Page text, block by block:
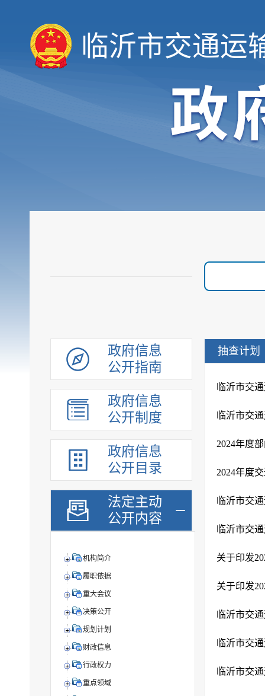
临沂市交通运
政府信息
公开指南
政府信息
公开制度
政府信息
公开目录
法定主动
公开内容
机构简介
履职依据
重大会议
决策公开
规划计划
财政信息
行政权力
重点领域
抽查计划
临沂市交
2024年度
2024年度
临沂市交
临沂市交
临沂市交